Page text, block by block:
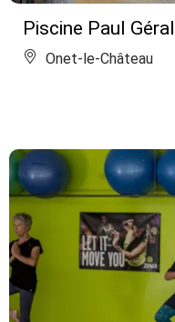
Piscine Paul
Onet-le-Château